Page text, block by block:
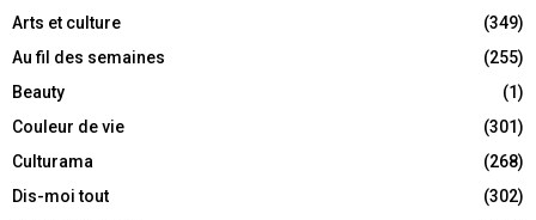
Arts et culture
(349)
Au fil des semaines
(255)
Beauty
(1)
Couleur de vie
(301)
Culturama
(268)
Dis-moi tout
(302)